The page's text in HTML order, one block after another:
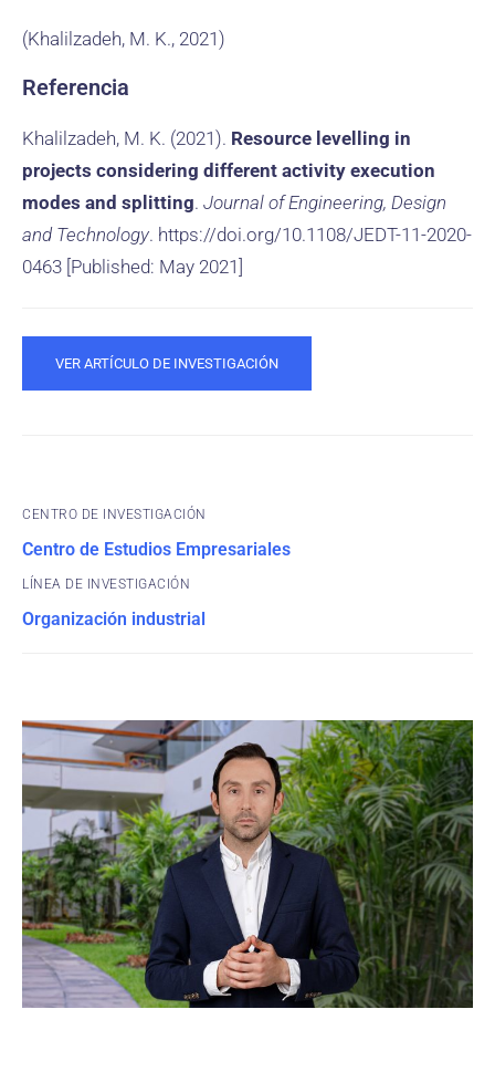
(Khalilzadeh, M. K., 2021)
Referencia
Khalilzadeh, M. K. (2021). Resource levelling in
projects considering different activity execution
modes and splitting. Journal of Engineering, Design
and Technology. https://doi.org/10.1108/JEDT-11-2020-
0463 [Published: May 2021]
VER ARTÍCULO DE INVESTIGACIÓN
CENTRO DE INVESTIGACIÓN
Centro de Estudios Empresariales
Organización industrial